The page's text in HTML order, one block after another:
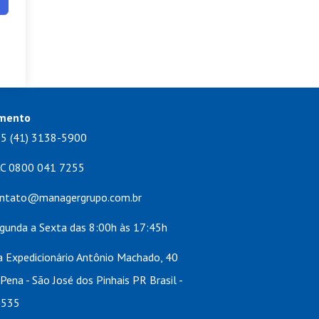
(41) 3138-5900
0800 041 7255
a Sexta das 8:00h às 17:45h
Expedicionário Antônio Machado, 40
- São José dos Pinhais PR Brasil -